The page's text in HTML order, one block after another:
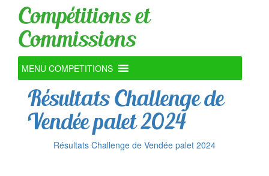
Compétitions et
Commissions
MENU COMPETITIONS
Résultats Challenge de
Vendée palet 2024
Résultats Challenge de Vendée palet 2024